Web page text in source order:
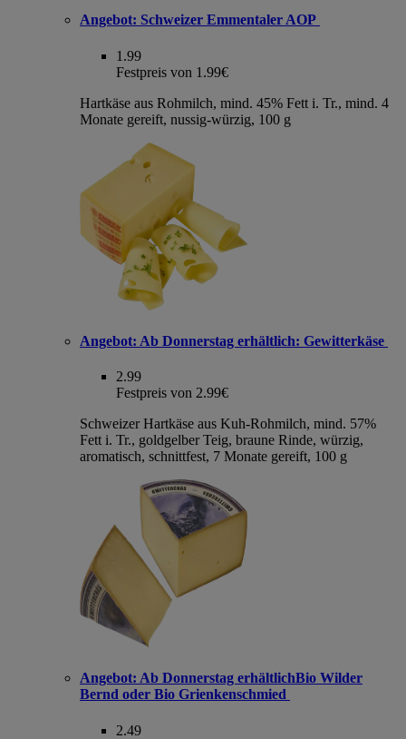
Angebot: Schweizer Emmentaler AOP
1.99
Festpreis von 1.99€
Hartkäse aus Rohmilch, mind. 45% Fett i. Tr., mind. 4
Monate gereift, nussig-würzig, 100 g
Angebot: Ab Donnerstag erhältlich: Gewitterkäse
2.99
Festpreis von 2.99€
Schweizer Hartkäse aus Kuh-Rohmilch, mind. 57%
Fett i. Tr., goldgelber Teig, braune Rinde, würzig,
aromatisch, schnittfest, 7 Monate gereift, 100 g
Angebot: Ab Donnerstag erhältlichBio Wilder
Bernd oder Bio Grienkenschmied
2.49